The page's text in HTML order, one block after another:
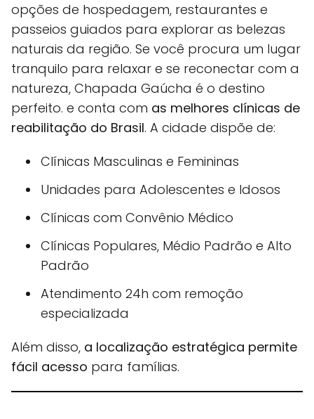
opções de hospedagem, restaurantes e
passeios guiados para explorar as belezas
naturais da região. Se você procura um lugar
tranquilo para relaxar e se reconectar com a
natureza, Chapada Gaúcha é o destino
perfeito. e conta com as melhores clínicas de
reabilitação do Brasil. A cidade dispõe de:
Clínicas Masculinas e Femininas
Unidades para Adolescentes e Idosos
Clínicas com Convênio Médico
Clínicas Populares, Médio Padrão e Alto
Padrão
Atendimento 24h com remoção
especializada
Além disso, a localização estratégica permite
fácil acesso para famílias.